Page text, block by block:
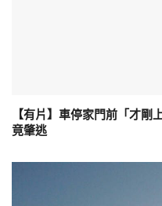
【有片】車停家門前「才剛
竟肇逃